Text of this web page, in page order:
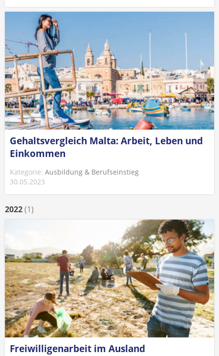
Gehaltsvergleich Malta: Arbeit, Leben und
Einkommen
Kategorie: Ausbildung & Berufseinstieg
30.05.2023
2022(1)
Freiwilligenarbeit im Ausland